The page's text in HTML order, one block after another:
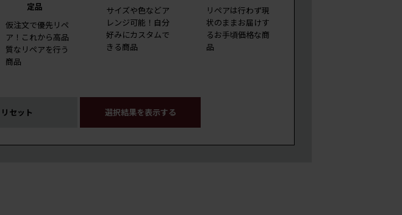
定品
仮注文で優先リペ
ア！これから高品
質なリペアを行う
商品
サイズや色などア
レンジ可能！自分
好みにカスタムで
きる商品
リペアは行わず現
状のままお届けす
るお手頃価格な商
品
リセット 選択結果を表示する